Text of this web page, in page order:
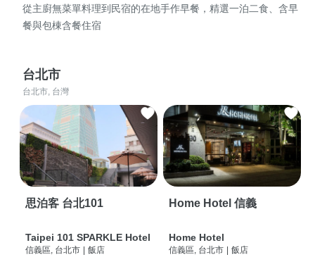
從主廚無菜單料理到民宿的在地手作早餐，精選一泊二食、含早
餐與包棟含餐住宿
台北市
台北市, 台灣
思泊客 台北101
Taipei 101 SPARKLE Hotel
信義區, 台北市 飯店
Home Hotel 信義
Home Hotel
信義區, 台北市 飯店